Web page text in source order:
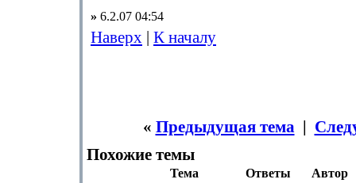
» 6.2.07 04:54
Наверх | К началу
« Предыдущая тема|
Похожие темы
Тема Ответы
Автор